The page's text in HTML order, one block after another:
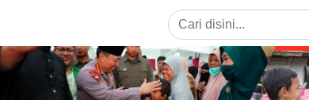
Previous